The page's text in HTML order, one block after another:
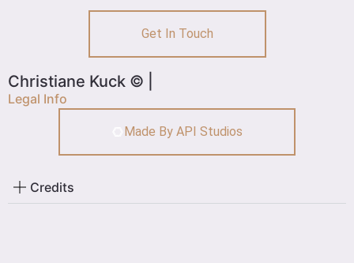
Christiane Kuck © |
Legal Info
Made By API Studios
Get In Touch
Credits